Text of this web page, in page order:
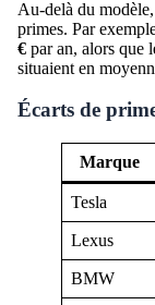
Au-delà du
primes. Par
€ par an, alors que
situaient en
Écarts de
Marque
Tesla
Lexus
BMW